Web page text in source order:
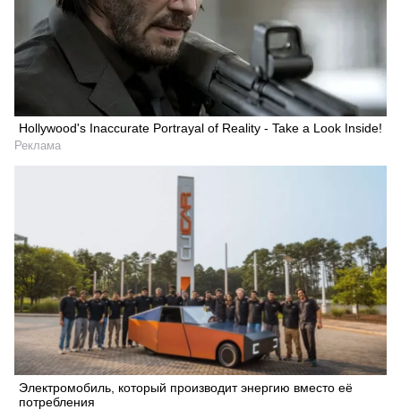
Hollywood's Inaccurate Portrayal of Reality - Take a Look Inside!
Реклама
Электромобиль, который производит энергию вместо её
потребления